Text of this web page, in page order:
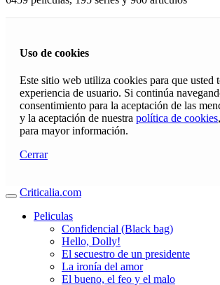
Uso de cookies
Este sitio web utiliza cookies para que usted
experiencia de usuario. Si continúa
consentimiento para la aceptación de las
y la aceptación de nuestra política de cookies
para mayor información.
Cerrar
Criticalia.com
Peliculas
Confidencial (Black bag)
Hello, Dolly!
El secuestro de un presidente
La ironía del amor
El bueno, el feo y el malo